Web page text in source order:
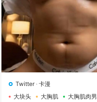
Twitter· 卡漫
大块头
大胸肌 大胸肌肉男